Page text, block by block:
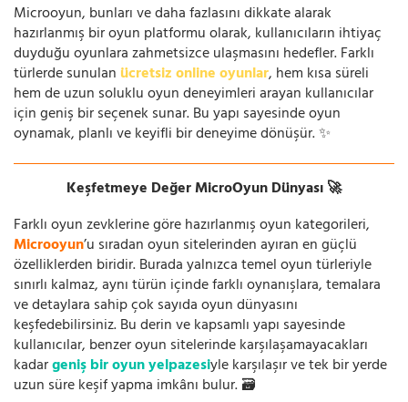
Microoyun, bunları ve daha fazlasını dikkate alarak
hazırlanmış bir oyun platformu olarak, kullanıcıların ihtiyaç
duyduğu oyunlara zahmetsizce ulaşmasını hedefler. Farklı
türlerde sunulan ücretsiz online oyunlar, hem kısa süreli
hem de uzun soluklu oyun deneyimleri arayan kullanıcılar
için geniş bir seçenek sunar. Bu yapı sayesinde oyun
oynamak, planlı ve keyifli bir deneyime dönüşür. ✨
Keşfetmeye Değer MicroOyun Dünyası 🚀
Farklı oyun zevklerine göre hazırlanmış oyun kategorileri,
Microoyun’u sıradan oyun sitelerinden ayıran en güçlü
özelliklerden biridir. Burada yalnızca temel oyun türleriyle
sınırlı kalmaz, aynı türün içinde farklı oynanışlara, temalara
ve detaylara sahip çok sayıda oyun dünyasını
keşfedebilirsiniz. Bu derin ve kapsamlı yapı sayesinde
kullanıcılar, benzer oyun sitelerinde karşılaşamayacakları
kadargeniş bir oyun yelpazesiyle karşılaşır ve tek bir yerde
uzun süre keşif yapma imkânı bulur. 🗃️